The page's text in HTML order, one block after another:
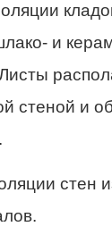
и
стеной и
стен